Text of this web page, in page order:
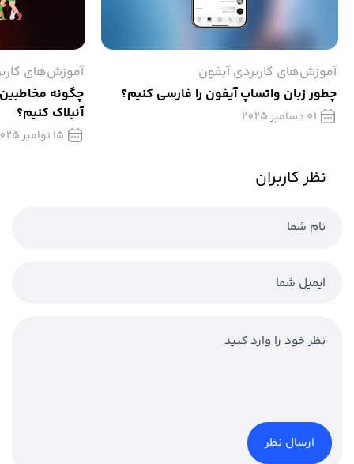
آموزش‌های کاربردی آیفون
چطور زبان واتساپ آیفون را فارسی کنیم؟
01 دسامبر 2025
آموزش‌های
چگونه
آنبلاک کنیم؟
15 نوامبر 2025
نظر کاربران